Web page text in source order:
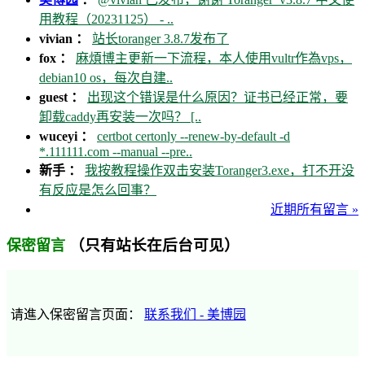
用教程（20231125） - ..
vivian ： 站长toranger 3.8.7发布了
fox ： 麻煩博主更新一下流程，本人使用vultr作為vps，
debian10 os，每次自建..
guest ： 出现这个错误是什么原因？证书已经正常，要
卸载caddy再安装一次吗？ [..
wuceyi ： certbot certonly --renew-by-default -d
*.111111.com --manual --pre..
新手 ： 我按教程操作双击安装Toranger3.exe，打不开没
有反应是怎么回事？
近期所有留言 »
保密留言 （只有站长在后台可见）
请進入保密留言页面： 联系我们 - 美博园